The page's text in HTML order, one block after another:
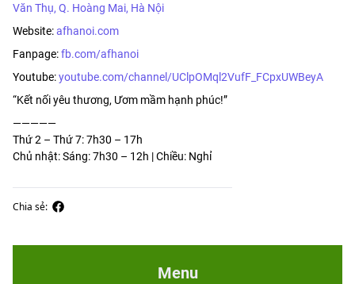
Văn Thụ, Q. Hoàng Mai, Hà Nội
Website:afhanoi.com
Fanpage:fb.com/afhanoi
Youtube:youtube.com/channel/UClpOMql2VufF_FCpxUWBeyA
“Kết nối yêu thương, Ươm mầm hạnh phúc!”
—————
Thứ 2 – Thứ 7: 7h30 – 17h
Chủ nhật: Sáng: 7h30 – 12h | Chiều: Nghỉ
Chia sẻ:
Menu